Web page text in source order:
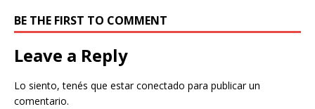
BE THE FIRST TO COMMENT
Leave a Reply
Lo siento, tenés que estarconectado para publicar un
comentario.